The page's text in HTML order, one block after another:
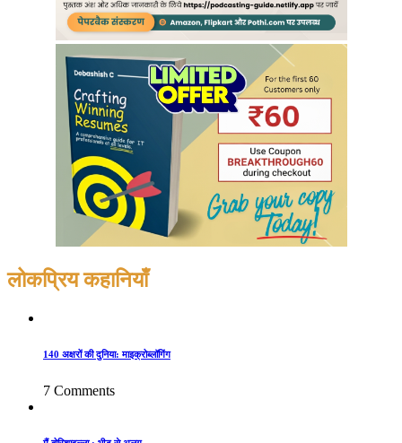
लोकप्रिय कहानियाँ
140 अक्षरों की दुनिया: माइक्रोब्लॉगिंग
7 Comments